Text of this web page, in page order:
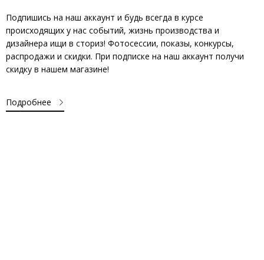
Подпишись на наш аккаунт и будь всегда в курсе
происходящих у нас событий, жизнь производства и
дизайнера ищи в сториз! Фотосессии, показы, конкурсы,
распродажи и скидки. При подписке на наш аккаунт получи
скидку в нашем магазине!
Подробнее